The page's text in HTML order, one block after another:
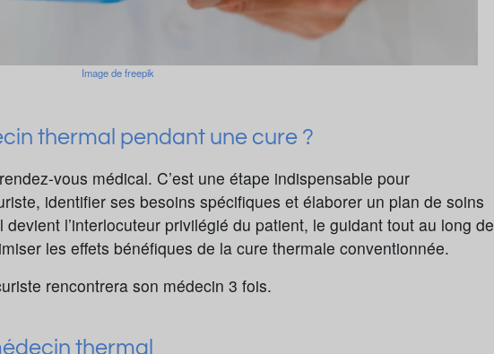
Image de freepik
thermal pendant une cure ?
vous médical. C’est une étape indispensable pour
identifier ses besoins spécifiques et élaborer un plan de soins
l’interlocuteur privilégié du patient, le guidant tout au long de
les effets bénéfiques de la cure thermale conventionnée.
rencontrera son médecin 3 fois.
thermal